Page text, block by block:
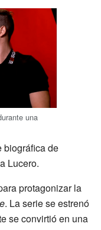
una
biográfica de
Lucero.
protagonizar la
. La serie se estrenó
se convirtió en una